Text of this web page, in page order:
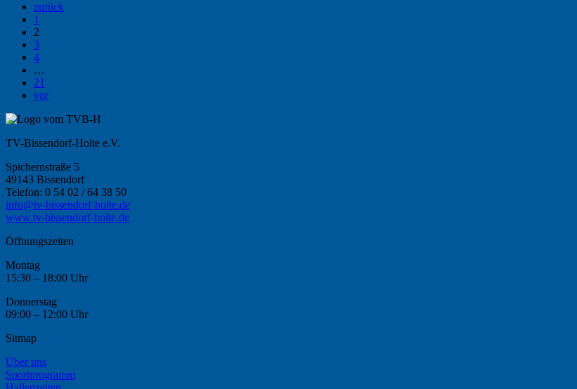
zurück
1
2
3
4
…
21
vor
TV-Bissendorf-Holte e.V.
Spichernstraße 5
49143 Bissendorf
Telefon: 0 54 02 / 64 38 50
info@tv-bissendorf-holte.de
www.tv-bissendorf-holte.de
Öffnungszeiten
Montag
15:30 – 18:00 Uhr
Donnerstag
09:00 – 12:00 Uhr
Sitmap
Über uns
Sportprogramm